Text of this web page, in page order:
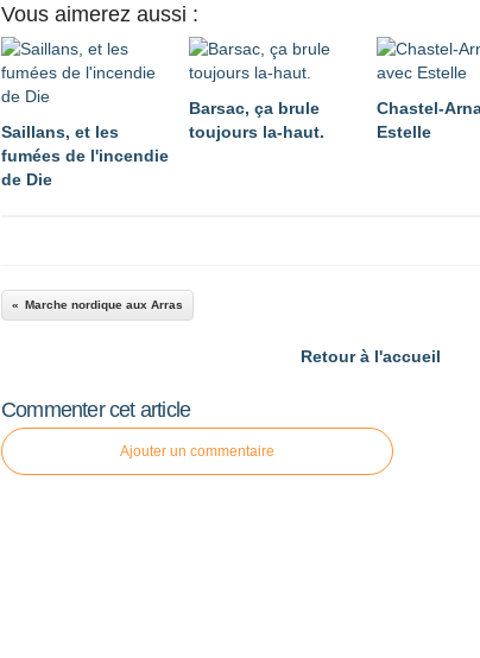
Vous aimerez aussi :
Saillans, et les
fumées de l'incendie
de Die
Barsac, ça brule
toujours la-haut.
Chastel-
Estelle
Marche nordique aux Arras
Retour à l'accueil
Commenter cet article
Ajouter un commentaire